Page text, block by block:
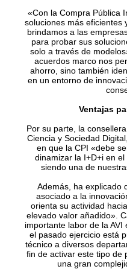
«Con la Compra Pública
soluciones más eficientes
brindamos a las
para probar sus
solo a través de
acuerdos marco nos
ahorro, sino también
en un entorno de
Ventajas
Por su parte, la
Ciencia y Sociedad
en que la CPI «debe
dinamizar la I+D+i en
siendo una de
Además, ha explicado
asociado a la
orienta su actividad
elevado valor añadido».
importante labor de la
el pasado ejercicio está
técnico a diversos
fin de activar este tipo de
una gran